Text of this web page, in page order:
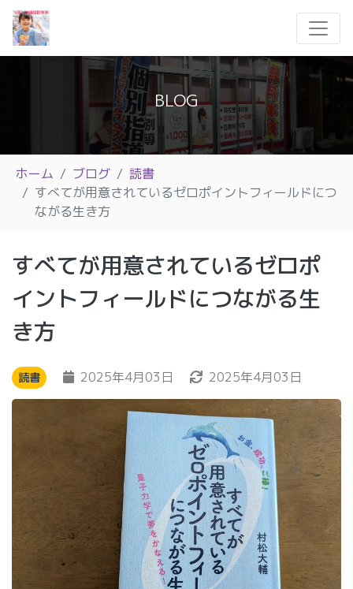
BLOG
ホーム ブログ
読書
すべてが用意されているゼロポイントフィールドにつ
ながる生き方
すべてが用意されているゼロポ
イントフィールドにつながる生
き方
読書 2025年4月03日 2025年4月03日